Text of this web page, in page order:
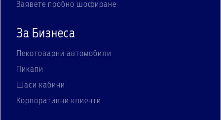
Заявете пробно шофиране
За Бизнеса
Лекотоварни автомобили
Пикапи
Шаси кабини
Корпоративни клиенти